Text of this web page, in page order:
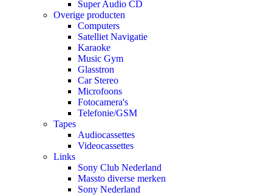
Super Audio CD
Overige producten
Computers
Satelliet Navigatie
Karaoke
Music Gym
Glasstron
Car Stereo
Microfoons
Fotocamera's
Telefonie/GSM
Tapes
Audiocassettes
Videocassettes
Links
Sony Club Nederland
Massto diverse merken
Sony Nederland